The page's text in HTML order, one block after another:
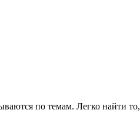
по темам. Легко найти то,